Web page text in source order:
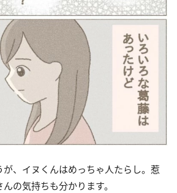
、イヌくんはめっちゃ人たらし。惹
の気持ちも分かります。